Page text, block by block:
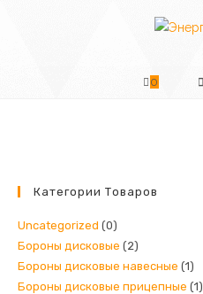
0
Категории Товаров
Uncategorized (0)
Бороны дисковые (2)
Бороны дисковые навесные (1)
Бороны дисковые прицепные (1)